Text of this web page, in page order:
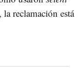
reclamación está